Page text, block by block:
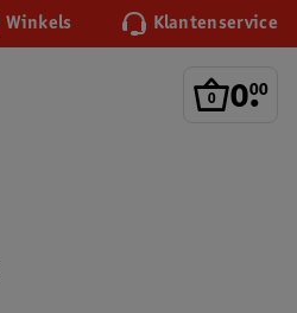
Winkels Klantenservice
0.
00